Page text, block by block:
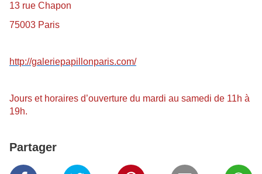
13 rue Chapon
75003 Paris
http://galeriepapillonparis.com/
Jours et horaires d’ouverture du mardi au samedi de 11h à
19h.
Partager